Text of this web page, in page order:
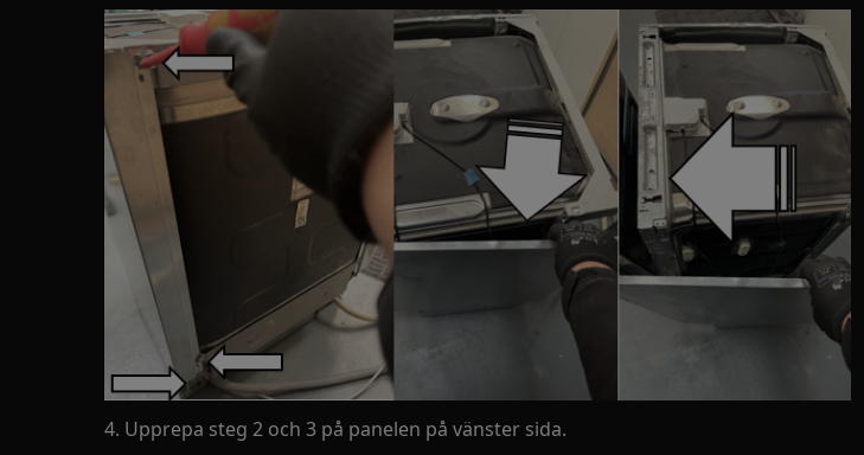
4. Upprepa steg 2 och 3 på panelen på vänster sida.